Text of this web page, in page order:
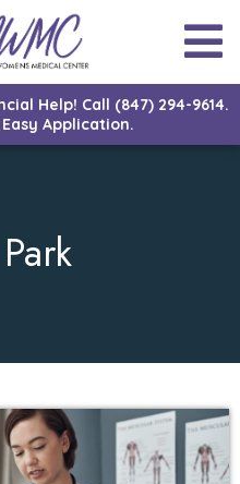
Help! Call (847) 294-9614.
Application.